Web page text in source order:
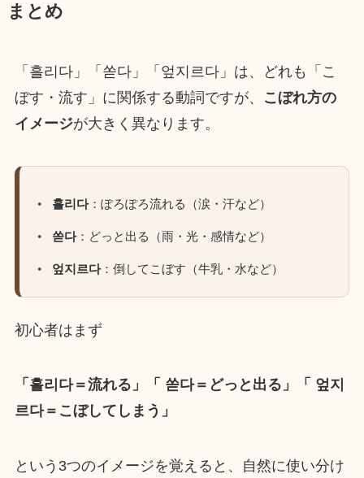
まとめ
「흘리다」「쏟다」「엎지르다」は、どれも「こ
ぼす・流す」に関係する動詞ですが、
こぼれ方の
イメージが大きく異なります。
흘리다：ぽろぽろ流れる（涙・汗など）
쏟다：どっと出る（雨・光・感情など）
엎지르다：倒してこぼす（牛乳・水など）
初心者はまず
「흘리다＝流れる」「 쏟다＝どっと出る」「 엎지
르다＝こぼしてしまう」
という3つのイメージを覚えると、自然に使い分け